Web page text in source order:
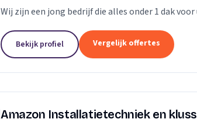
Wij zijn een jong bedrijf die alles onder 1 dak
Bekijk profiel Vergelijk offertes
Amazon Installatietechniek en